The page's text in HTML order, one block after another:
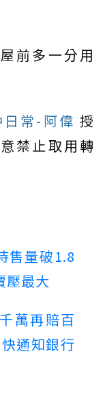
前多一分用
日常-阿偉授
禁止取用轉
售量破1.8
壓最大
萬再賠百
通知銀行